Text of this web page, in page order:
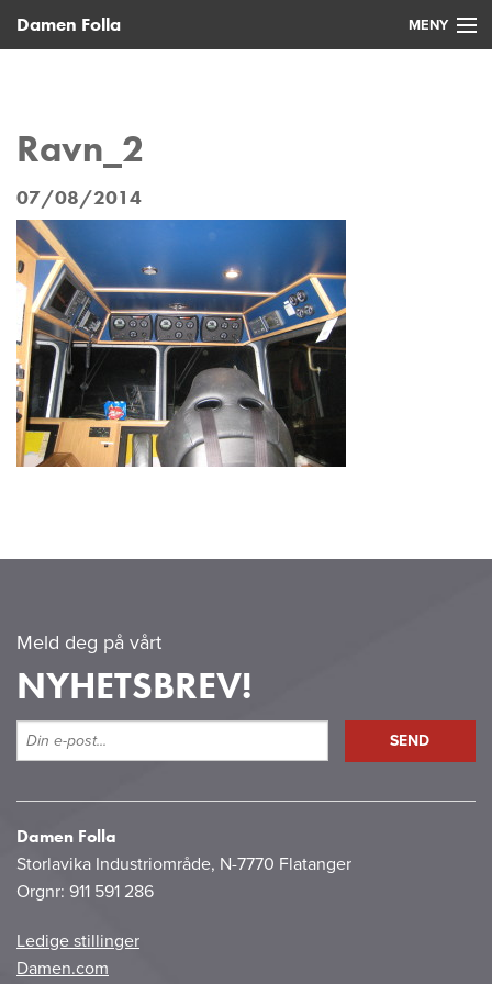
Damen Folla MENY
Service
Nyheter
Kontakt
Ravn_2
07/08/2014
Meld deg på vårt
NYHETSBREV!
Damen Folla
Storlavika Industriområde, N-7770 Flatanger
Orgnr: 911 591 286
Ledige stillinger
Damen.com